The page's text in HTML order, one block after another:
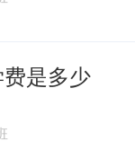
是多少